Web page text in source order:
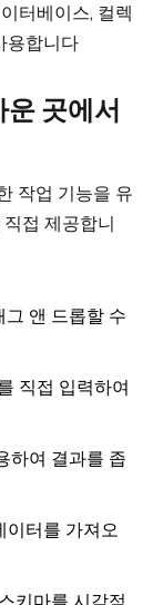
터베이스, 컬렉
용합니다
곳에서
작업 기능을 유
접 제공합니
앤 드롭할 수
직접 입력하여
하여 결과를 좁
이터를 가져오